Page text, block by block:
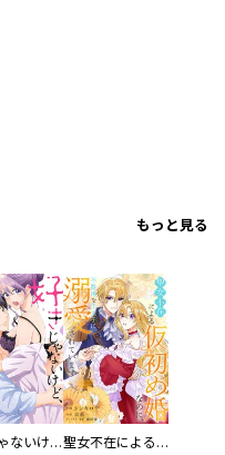
もっと見る
好きじゃないけど、抱いてください【電子単行本版／特典おまけ付き】 聖女不在による仮初め婚なのに、不器用な王太子に溺愛されています【電子単行本版／特典おまけ付き】